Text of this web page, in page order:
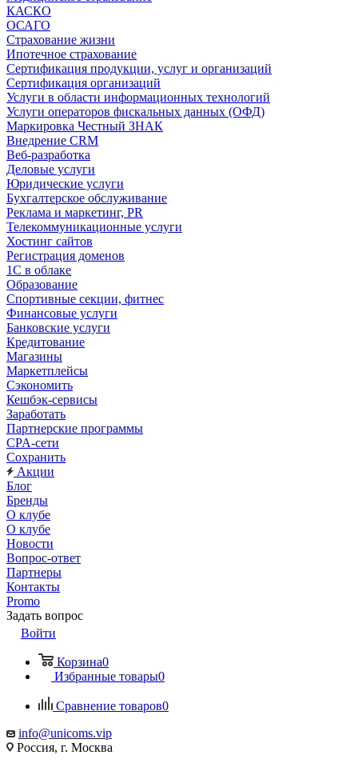
КАСКО
ОСАГО
Страхование жизни
Ипотечное страхование
Сертификация продукции, услуг и организаций
Сертификация организаций
Услуги в области информационных технологий
Услуги операторов фискальных данных (ОФД)
Маркировка Честный ЗНАК
Внедрение CRM
Веб-разработка
Деловые услуги
Юридические услуги
Бухгалтерское обслуживание
Реклама и маркетинг, PR
Телекоммуникационные услуги
Хостинг сайтов
Регистрация доменов
1С в облаке
Образование
Спортивные секции, фитнес
Финансовые услуги
Банковские услуги
Кредитование
Магазины
Маркетплейсы
Сэкономить
Кешбэк-сервисы
Заработать
Партнерские программы
CPA-сети
Сохранить
Акции
Блог
Бренды
О клубе
О клубе
Новости
Вопрос-ответ
Партнеры
Контакты
Promo
Задать вопрос
Войти
Корзина0
Избранные товары0
Сравнение товаров0
info@unicoms.vip
Россия, г. Москва